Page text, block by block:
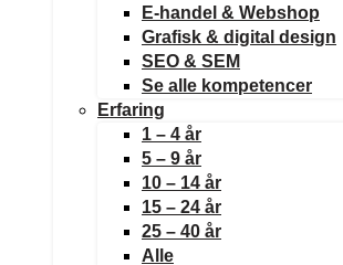
E-handel & Webshop
Grafisk & digital design
SEO & SEM
Se alle kompetencer
Erfaring
1 – 4 år
5 – 9 år
10 – 14 år
15 – 24 år
25 – 40 år
Alle